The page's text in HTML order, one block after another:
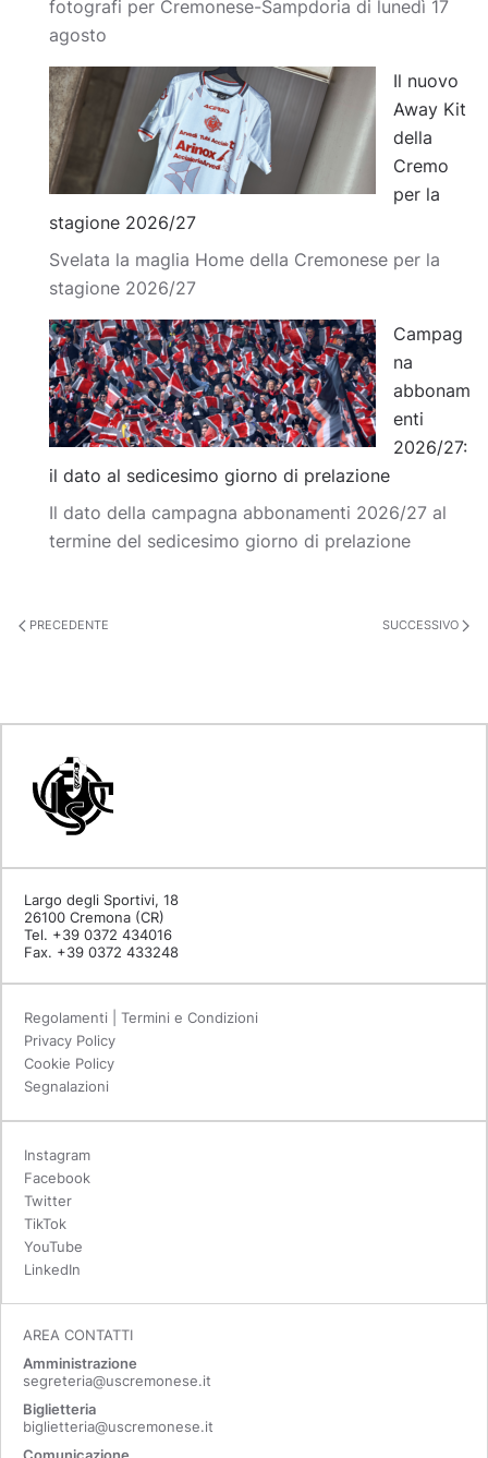
fotografi per Cremonese-Sampdoria di lunedì 17
agosto
Il nuovo
Away Kit
della
Cremo
per la
stagione 2026/27
Svelata la maglia Home della Cremonese per la
stagione 2026/27
Campag
na
abbonam
enti
2026/27:
il dato al sedicesimo giorno di prelazione
Il dato della campagna abbonamenti 2026/27 al
termine del sedicesimo giorno di prelazione
PRECEDENTE SUCCESSIVO
Largo degli Sportivi, 18
26100 Cremona (CR)
Tel. +39 0372 434016
Fax. +39 0372 433248
Regolamenti | Termini e Condizioni
Privacy Policy
Cookie Policy
Segnalazioni
Instagram
Facebook
Twitter
TikTok
YouTube
LinkedIn
AREA CONTATTI
Amministrazione
segreteria@uscremonese.it
Biglietteria
biglietteria@uscremonese.it